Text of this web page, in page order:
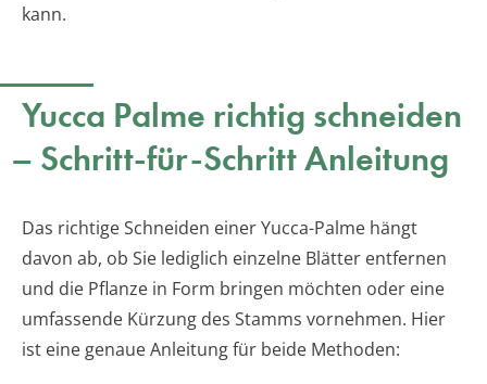
kann.
Yucca Palme richtig schneiden
– Schritt-für-Schritt Anleitung
Das richtige Schneiden einer Yucca-Palme hängt
davon ab, ob Sie lediglich einzelne Blätter entfernen
und die Pflanze in Form bringen möchten oder eine
umfassende Kürzung des Stamms vornehmen. Hier
ist eine genaue Anleitung für beide Methoden: